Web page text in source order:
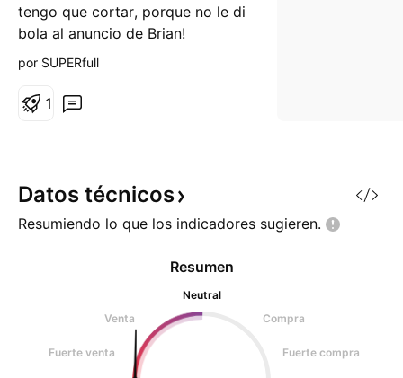
tengo que cortar, porque no le di
bola al anuncio de Brian!
por SUPERfull
1
Datos técnicos
Resumiendo lo que los indicadores sugieren.
Resumen
Neutral
Venta
Compra
Fuerte venta Fuerte compra